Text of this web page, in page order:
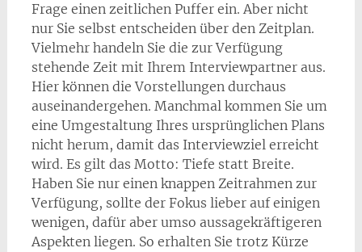
Frage einen zeitlichen Puffer ein. Aber nicht
nur Sie selbst entscheiden über den Zeitplan.
Vielmehr handeln Sie die zur Verfügung
stehende Zeit mit Ihrem Interviewpartner aus.
Hier können die Vorstellungen durchaus
auseinandergehen. Manchmal kommen Sie um
eine Umgestaltung Ihres ursprünglichen Plans
nicht herum, damit das Interviewziel erreicht
wird. Es gilt das Motto: Tiefe statt Breite.
Haben Sie nur einen knappen Zeitrahmen zur
Verfügung, sollte der Fokus lieber auf einigen
wenigen, dafür aber umso aussagekräftigeren
Aspekten liegen. So erhalten Sie trotz Kürze